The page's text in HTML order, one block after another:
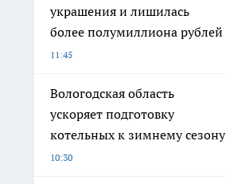
украшения и лишилась
более полумиллиона рублей
11:45
Вологодская область
ускоряет подготовку
котельных к зимнему сезону
10:30